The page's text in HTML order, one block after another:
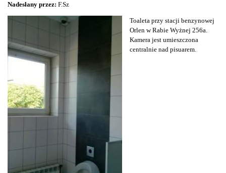
Nadesłany przez: F.Sz
Toaleta przy stacji benzynowej
Orlen w Rabie Wyżnej 256a.
Kamera jest umieszczona
centralnie nad pisuarem.